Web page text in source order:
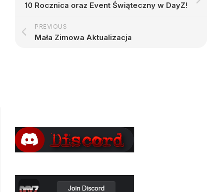
10 Rocznica oraz Event Świąteczny w DayZ!
PREVIOUS
Mała Zimowa Aktualizacja